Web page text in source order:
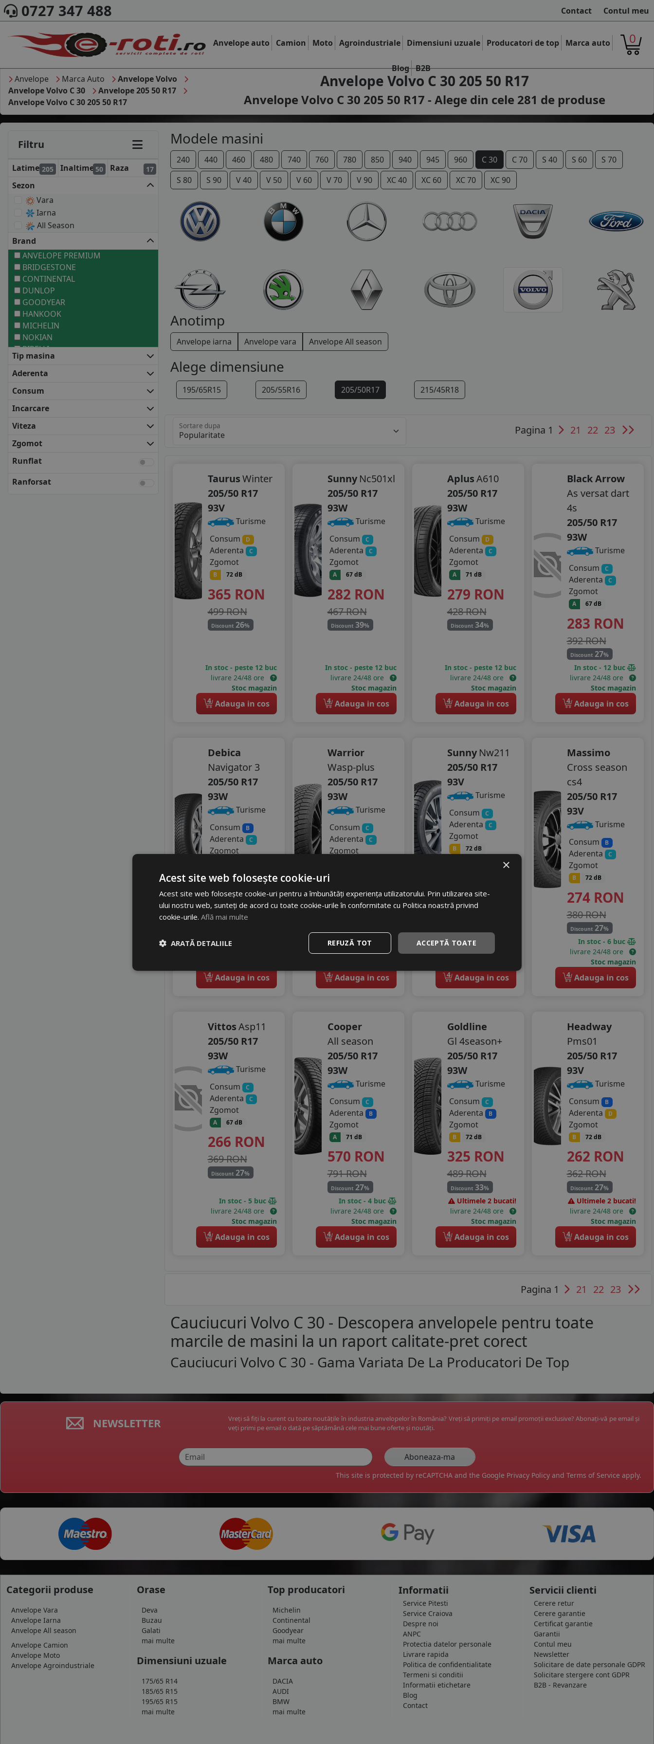
0727 347 488 Contact Contul meu
Anvelope auto Camion Moto Agroindustriale Dimensiuni uzuale Producatori de top Marca auto
Blog B2B
0
Anvelope Marca Auto
Anvelope Volvo
Anvelope Volvo C 30
Anvelope 205 50 R17
Anvelope Volvo C 30 205 50 R17
Anvelope Volvo C 30 205 50 R17
Anvelope Volvo C 30 205 50 R17 - Alege din cele 281 de produse
Filtru
Latime 205 Inaltime 50 Raza 17
Sezon
Vara
Iarna
All Season
Brand
ANVELOPE PREMIUM
BRIDGESTONE
CONTINENTAL
DUNLOP
GOODYEAR
HANKOOK
MICHELIN
NOKIAN
PIRELLI
ANVELOPE MEDII
BARUM
DEBICA
FALKEN
FULDA
KLEBER
MATADOR
NEXEN
Tip masina
Aderenta
Consum
Incarcare
Viteza
Zgomot
Runflat
Ranforsat
Modele masini
240 440 460 480 740 760 780 850 940 945 960 C 30 C 70 S 40 S 60
S 70
S 80
S 90 V 40 V 50 V 60 V 70 V 90 XC 40 XC 60 XC 70 XC 90
Anotimp
Anvelope iarna Anvelope vara Anvelope All season
Alege dimensiune
195/65R15 205/55R16 205/50R17 215/45R18
Sortare dupa Pagina 1 21 22 23
TaurusWinter
205/50 R17
93V
Turisme
Consum
D
Aderenta C
Zgomot
B 72 dB
365 RON
499 RON
Discount 26%
In stoc - peste 12 buc
livrare 24/48 ore
Stoc magazin
4 Adauga in cos
Sunny Nc501xl
205/50 R17
93W
Turisme
Consum
C
Aderenta C
Zgomot
A 67 dB
282 RON
467 RON
Discount39%
In stoc - peste 12 buc
livrare 24/48 ore
Stoc magazin
4 Adauga in cos
AplusA610
205/50 R17
93W
Turisme
Consum
D
Aderenta C
Zgomot
A 71 dB
279 RON
428 RON
Discount34%
In stoc - peste 12 buc
livrare 24/48 ore
Stoc magazin
4 Adauga in cos
Black Arrow
As versat dart
4s
205/50 R17
93W
Turisme
Consum
C
Aderenta C
Zgomot
A 67 dB
283 RON
392 RON
Discount 27%
In stoc - 12 buc
livrare 24/48 ore
Stoc magazin
4 Adauga in cos
Debica
Navigator 3
205/50 R17
93W
Turisme
Consum
B
Aderenta C
Zgomot
552RON
767 RON
Discount 28%
In stoc - 12 buc
4 Adauga in cos
Warrior
Wasp-plus
205/50 R17
93W
Turisme
Consum
C
Aderenta C
Zgomot
285
472 RON
In stoc - 8 buc
livrare 24/48 ore
4 Adauga in cos
Sunny Nw211
205/50 R17
93V
Turisme
Consum
C
Aderenta C
Zgomot
B 72 dB
RON
38
In stoc - 7 buc
livrare 24/48 ore
4 Adauga in cos
Massimo
Cross season
cs4
205/50 R17
93V
Turisme
Consum
B
Aderenta C
Zgomot
B 72 dB
274 RON
380 RON
Discount 27%
In stoc - 6 buc
livrare 24/48 ore
Stoc magazin
4 Adauga in cos
VittosAsp11
205/50 R17
93W
Turisme
Consum
C
Aderenta C
Zgomot
A 67 dB
266 RON
369 RON
Discount 27%
In stoc - 5 buc
livrare 24/48 ore
Stoc magazin
4 Adauga in cos
Cooper
All season
205/50 R17
93W
Turisme
Consum
C
Aderenta B
Zgomot
A 71 dB
570 RON
791 RON
Discount 27%
In stoc - 4 buc
livrare 24/48 ore
Stoc magazin
4 Adauga in cos
Goldline
Gl 4season+
205/50 R17
93W
Turisme
Consum
C
Aderenta B
Zgomot
B 72 dB
325 RON
489 RON
Discount33%
Ultimele 2 bucati!
livrare 24/48 ore
Stoc magazin
4 Adauga in cos
Headway
Pms01
205/50 R17
93V
Turisme
Consum
B
Aderenta D
Zgomot
B 72 dB
262 RON
362 RON
Discount 27%
Ultimele 2 bucati!
livrare 24/48 ore
Stoc magazin
4 Adauga in cos
Pagina 1 21 22 23
Cauciucuri Volvo C 30 - Descopera anvelopele pentru toate
marcile de masini la un raport calitate-pret corect
Cauciucuri Volvo C 30 - Gama Variata De La Producatori De Top
NEWSLETTER
Vreți să fiți la curent cu toate noutățile în industria anvelopelor în România? Vreți să primiți pe email promoții exclusive? Abonați-vă pe email și
veți primi pe email o dată pe săptămână cele mai bune oferte și noutăți.
This site is protected by reCAPTCHA and the Google Privacy Policy and Terms of Service apply.
Categorii produse
Anvelope Vara
Anvelope Iarna
Anvelope All season
Anvelope Camion
Anvelope Moto
Anvelope Agroindustriale
Orase
Deva
Buzau
Galati
mai multe
Dimensiuni uzuale
175/65 R14
185/65 R15
195/65 R15
mai multe
Top producatori
Michelin
Continental
Goodyear
mai multe
Marca auto
DACIA
AUDI
BMW
mai multe
Informatii
Service Pitesti
Service Craiova
Despre noi
ANPC
Protectia datelor personale
Livrare rapida
Politica de confidentialitate
Termeni si conditii
Informatii etichetare
Blog
Contact
Servicii clienti
Cerere retur
Cerere garantie
Certificat garantie
Garantii
Contul meu
Newsletter
Solicitare de date personale GDPR
Solicitare stergere cont GDPR
B2B - Revanzare
×
Acest site web folosește cookie-uri
Acest site web folosește cookie-uri pentru a îmbunătăți experiența utilizatorului. Prin utilizarea site-
ului nostru web, sunteți de acord cu toate cookie-urile în conformitate cu Politica noastră privind
cookie-urile. Află mai multe
ACCEPTĂ TOATE
REFUZĂ TOT
ARATĂ DETALIILE